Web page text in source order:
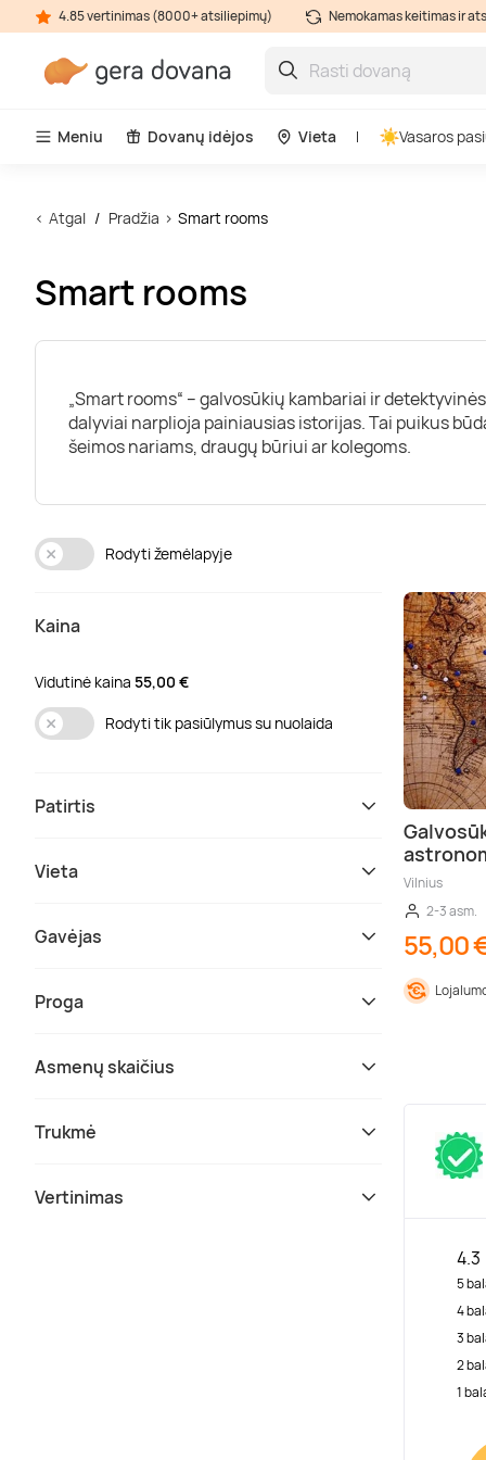
4.85 vertinimas (8000+ atsiliepimų) Nemokamas keitimas ir
Meniu Dovanų idėjos Vieta Vasaros
Atgal Pradžia Smart rooms
Smart rooms
„Smart rooms“ – galvosūkių kambariai ir
dalyviai narplioja painiausias istorijas. Tai puikus
šeimos nariams, draugų būriui ar kolegoms.
Rodyti žemėlapyje
Kaina
Vidutinė kaina 55,00 €
Rodyti tik pasiūlymus su nuolaida
Patirtis
Vieta
Gavėjas
Proga
Asmenų skaičius
Trukmė
Vertinimas
Vilnius
2-3 asm.
55,00
4.3
5
4
3
2
1